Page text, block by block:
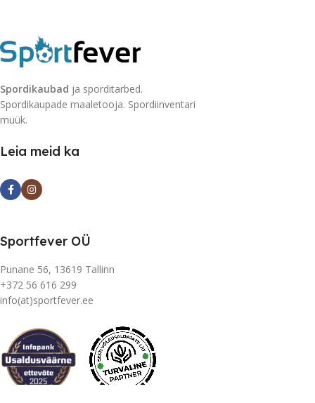
Spordikaubad ja sporditarbed.
Spordikaupade maaletooja. Spordiinventari
müük.
Leia meid ka
Sportfever OÜ
Punane 56, 13619 Tallinn
+372 56 616 299
info(at)sportfever.ee